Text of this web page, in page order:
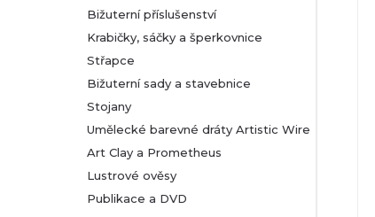
Bižuterní příslušenství
Krabičky, sáčky a šperkovnice
Střapce
Bižuterní sady a stavebnice
Stojany
Umělecké barevné dráty Artistic Wire
Art Clay a Prometheus
Lustrové ověsy
Publikace a DVD